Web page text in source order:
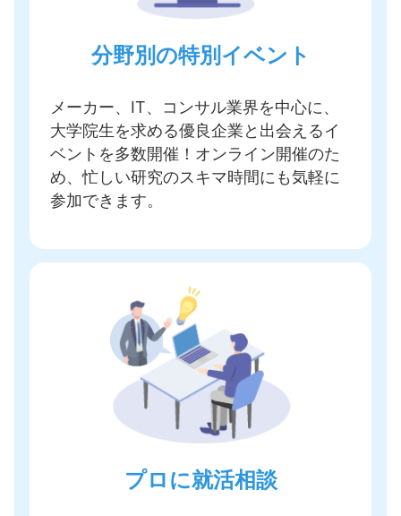
分野別の特別イベント
メーカー、IT、コンサル業界を中心に、
大学院生を求める優良企業と出会えるイ
ベントを多数開催 ！オンライン開催のた
め、忙しい研究のスキマ時間にも気軽に
参加できます。
プロに就活相談